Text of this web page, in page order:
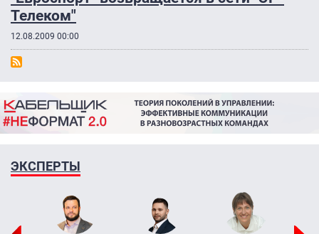
Телеком"
12.08.2009 00:00
ЭКСПЕРТЫ